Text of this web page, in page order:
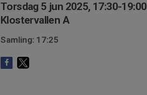
Torsdag 5 jun 2025, 17:30-19:00
Klostervallen A
Samling: 17:25